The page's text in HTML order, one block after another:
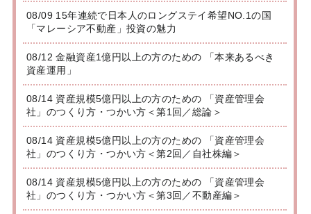
08/09 15年連続で日本人のロングステイ希望NO.1の国
「マレーシア不動産」投資の魅力
08/12 金融資産1億円以上の方のための 「本来あるべき
資産運用」
08/14 資産規模5億円以上の方のための 「資産管理会
社」のつくり方・つかい方＜第1回／総論＞
08/14 資産規模5億円以上の方のための 「資産管理会
社」のつくり方・つかい方＜第2回／自社株編＞
08/14 資産規模5億円以上の方のための 「資産管理会
社」のつくり方・つかい方＜第3回／不動産編＞